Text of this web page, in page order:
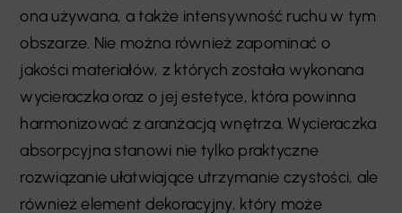
ona używana, a także intensywność ruchu w tym
obszarze. Nie można również zapominać o
jakości materiałów, z których została wykonana
wycieraczka oraz o jej estetyce, która powinna
harmonizować z aranżacją wnętrza. Wycieraczka
absorpcyjna stanowi nie tylko praktyczne
rozwiązanie ułatwiające utrzymanie czystości, ale
również element dekoracyjny, który może